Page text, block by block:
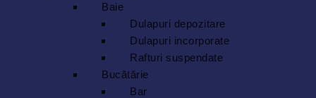
Baie
Dulapuri depozitare
Dulapuri incorporate
Rafturi suspendate
Bucătărie
Bar